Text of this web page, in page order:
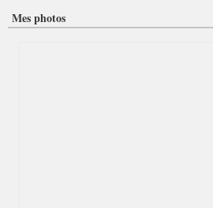
Mes photos